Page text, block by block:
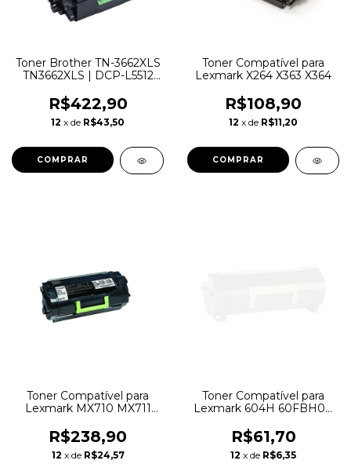
Toner Brother TN-3662XLS
TN3662XLS | DCP-L5512
L6412 MFC-L5912 |
Original 25k
R$422,90
12 x de R$43,50
Toner Compatível para
Lexmark X264 X363 X364
R$108,90
12 x de R$11,20
Toner Compatível para
Lexmark MX710 MX711
R$238,90
12 x de R$24,57
Toner Compatível para
Lexmark 604H 60FBH00
R$61,70
12 x de R$6,35